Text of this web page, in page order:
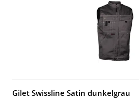
Gilet Swissline Satin dunkelgrau